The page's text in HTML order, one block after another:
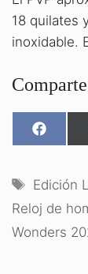
18 quilates
inoxidable.
EN
Edición
Reloj de
Wonders